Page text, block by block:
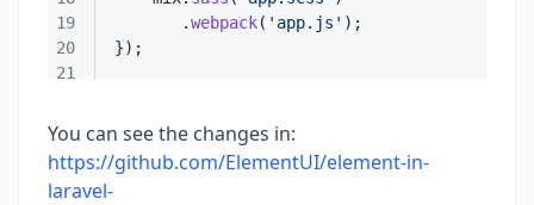
19
       .
webpack( 'app.js'
20
21
You can see the changes in:
https://github.com/ElementUI/element-in-
laravel-